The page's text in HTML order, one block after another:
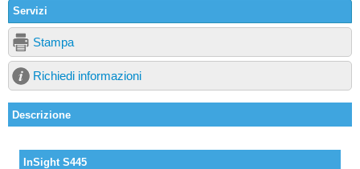
Servizi
Stampa
Richiedi informazioni
Descrizione
InSight S445